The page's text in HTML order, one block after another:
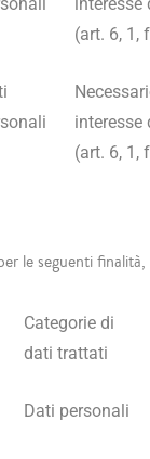
(art. 6, 1,
interesse
(art. 6, 1,
le seguenti finalità,
Categorie di
dati trattati
Dati personali